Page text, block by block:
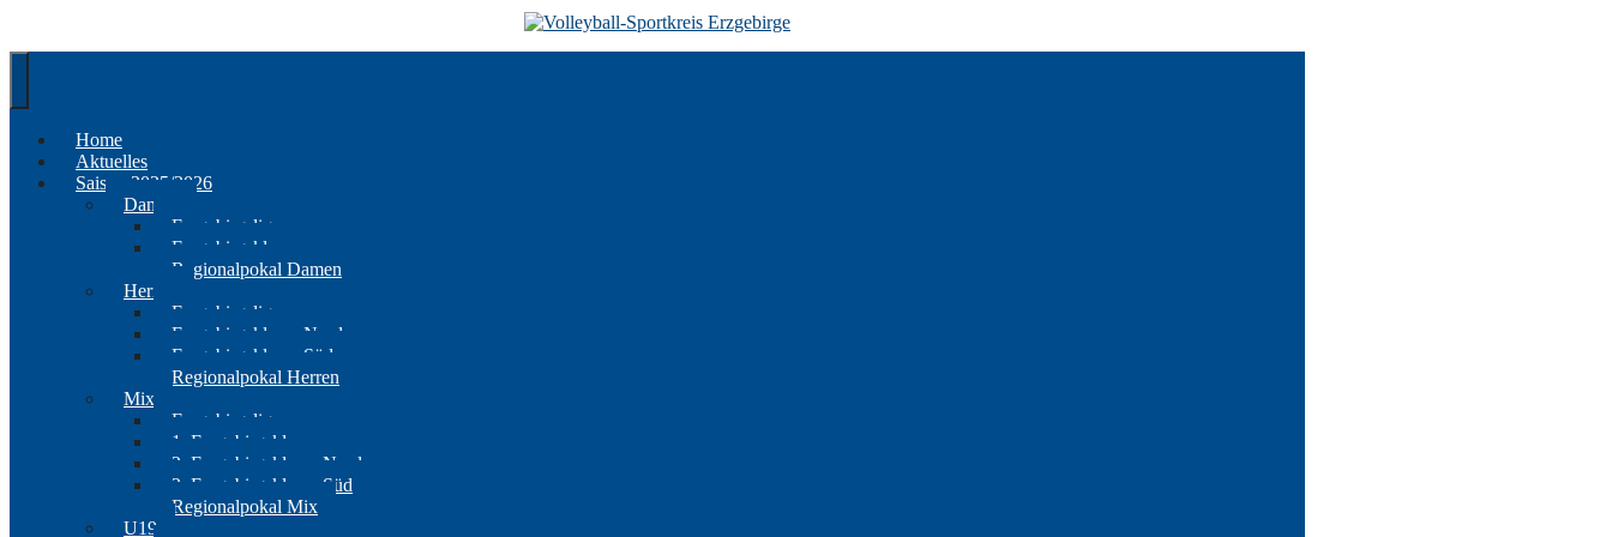
Home
Aktuelles
Saison 2025/2026
Damen
Erzgebirgsliga
Erzgebirgsklasse
Regionalpokal Damen
Herren
Erzgebirgsliga
Erzgebirgsklasse Nord
Erzgebirgsklasse Süd
Regionalpokal Herren
Mix
Erzgebirgsliga
1. Erzgebirgsklasse
2. Erzgebirgsklasse Nord
2. Erzgebirgsklasse Süd
Regionalpokal Mix
U19